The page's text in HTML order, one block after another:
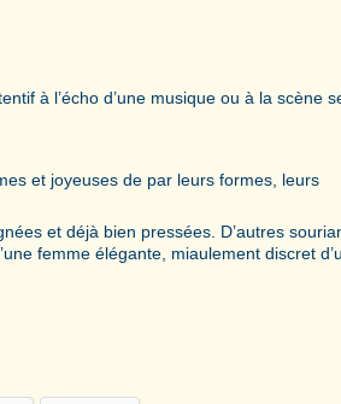
à l’écho d’une musique ou à la scène
et joyeuses de par leurs formes, leurs
et déjà bien pressées. D’autres
femme élégante, miaulement discret